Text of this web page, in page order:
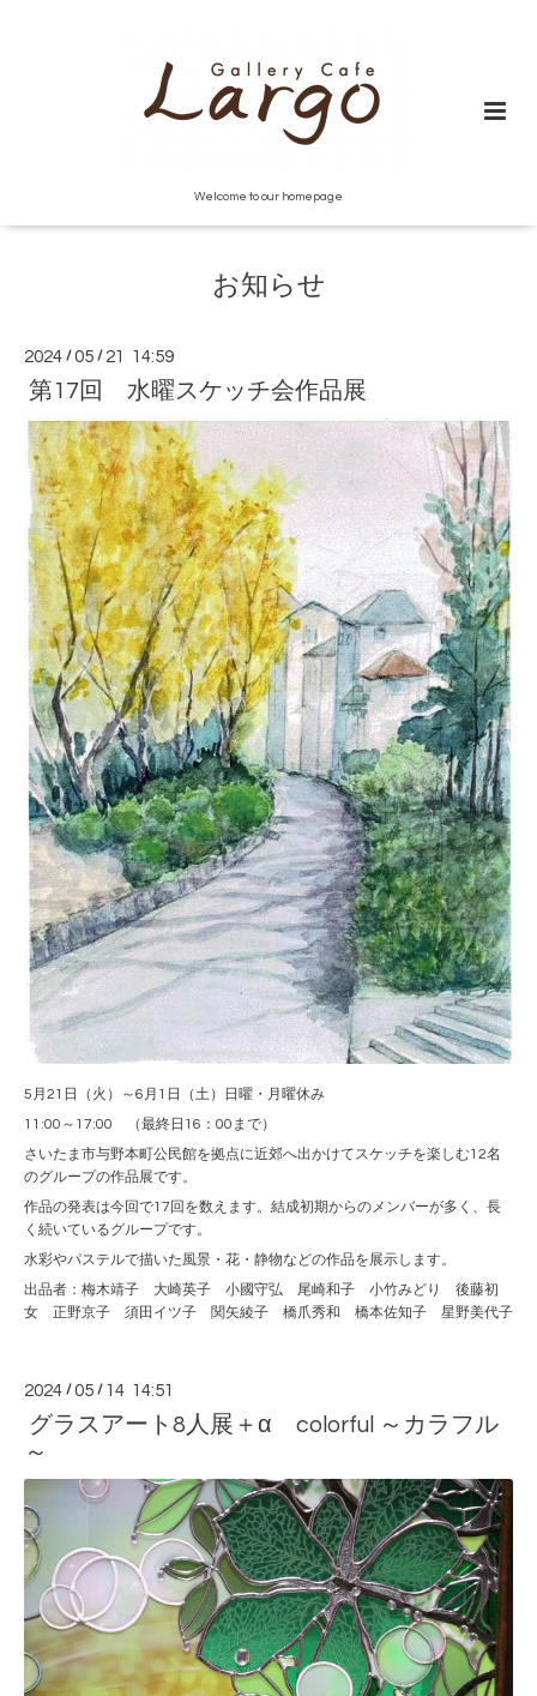
Welcome to our homepage
お知らせ
2024 /05 / 21 14:59
第17回 水曜スケッチ会作品展
5月21日（火）～6月1日（土）日曜・月曜休み
11:00～17:00 （最終日16：00まで）
さいたま市与野本町公民館を拠点に近郊へ出かけてスケッチを楽しむ12名
のグループの作品展です。
作品の発表は今回で17回を数えます。結成初期からのメンバーが多く、長
く続いているグループです。
水彩やパステルで描いた風景・花・静物などの作品を展示します。
出品者：梅木靖子 大崎英子 小國守弘 尾崎和子 小竹みどり 後藤初
女 正野京子 須田イツ子 関矢綾子 橋爪秀和 橋本佐知子 星野美代子
2024 /05 / 14 14:51
グラスアート8人展＋α colorful ～カラフル
～